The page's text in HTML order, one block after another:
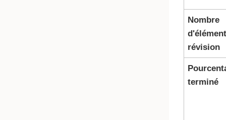
Nombre
révision
terminé